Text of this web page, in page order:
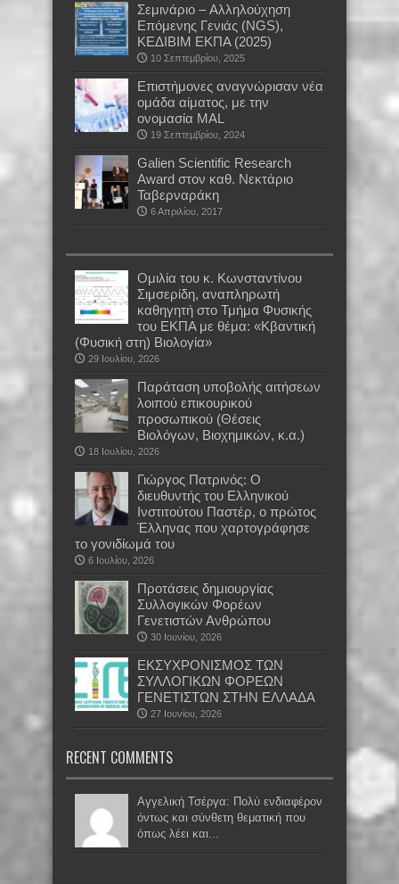
Σεμινάριο – Αλληλούχηση
Επόμενης Γενιάς (NGS),
ΚΕΔΙΒΙΜ ΕΚΠΑ (2025)
10 Σεπτεμβρίου, 2025
Επιστήμονες αναγνώρισαν νέα
ομάδα αίματος, με την
ονομασία MAL
19 Σεπτεμβρίου, 2024
Galien Scientific Research
Award στον καθ. Νεκτάριο
Ταβερναράκη
6 Απριλίου, 2017
Oμιλία του κ. Κωνσταντίνου
Σιμσερίδη, αναπληρωτή
καθηγητή στο Τμήμα Φυσικής
του ΕΚΠΑ με θέμα: «Κβαντική
(Φυσική στη) Βιολογία»
29 Ιουλίου, 2026
Παράταση υποβολής αιτήσεων
λοιπού επικουρικού
προσωπικού (Θέσεις
Βιολόγων, Βιοχημικών, κ.α.)
18 Ιουλίου, 2026
Γιώργος Πατρινός: Ο
διευθυντής του Ελληνικού
Ινστιτούτου Παστέρ, ο πρώτος
Έλληνας που χαρτογράφησε
το γονιδίωμά του
6 Ιουλίου, 2026
Προτάσεις δημιουργίας
Συλλογικών Φορέων
Γενετιστών Ανθρώπου
30 Ιουνίου, 2026
EKΣΥΧΡΟΝΙΣΜΟΣ ΤΩΝ
ΣΥΛΛΟΓΙΚΩΝ ΦΟΡΕΩΝ
ΓΕΝΕΤΙΣΤΩΝ ΣΤΗΝ ΕΛΛΑΔΑ
27 Ιουνίου, 2026
RECENT COMMENTS
Αγγελική Τσέργα: Πολύ ενδιαφέρον
όντως και σύνθετη θεματική που
όπως λέει και...